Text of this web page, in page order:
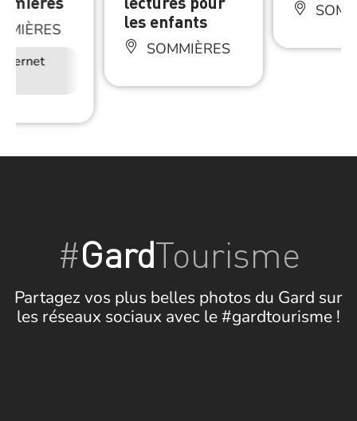
les enfants
SOMMIÈRES
#GardTourisme
Partagez vos plus belles photos du Gard sur
les réseaux sociaux avec le #gardtourisme !